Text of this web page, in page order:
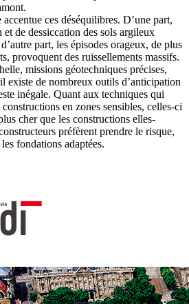
ces déséquilibres. D’une part,
de dessiccation des sols argileux
part, les épisodes orageux, de plus
provoquent des ruissellements massifs.
missions géotechniques précises,
existe de nombreux outils d’anticipation
inégale. Quant aux techniques qui
en zones sensibles, celles-ci
cher que les constructions elles-
préfèrent prendre le risque,
fondations adaptées.